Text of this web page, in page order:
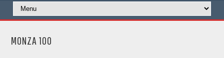
MONZA 100